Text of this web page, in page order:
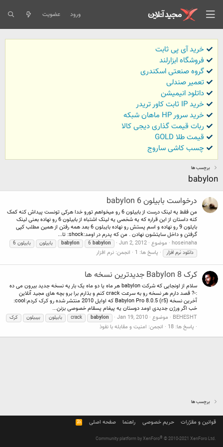
ورود عضویت
خرید آی پی ثابت
فروشگاه ابزارلند
گروه صنعتی اسکندری
تعمیر صندلی
داتلود انیمیشن
خرید IP ثابت کاور تریدر
خرید سرور HP ماهان شبکه
ربات قیمت گذاری دیجی کالا
قیمت طلا GOLD
چسب کاشی ساروج
برچسب ها
babylon
درخواست بابیلون 6 babylon
من فقط یه لینک درست از بابیلون 6 رو میخواهم تورو خدا هرکی تونست پیداش کنه کمک
کنه داستان از این قراره که یه شخصی یه لینک اشتباه از بابیلون 6 رو نهاده بعنی لینک
بایلون 9 رو نهاده و اسم پستش رو نهاده بایبلون 6 بعد همه رفتن از همین مطلب کپی
گرفتن و داخل سایتشون نهادن . من که پدرم در اومد:shock: تا...
hoseinaha موضوع Jun 2, 2012
6 babylon
babylon بابیلون
بابیلون 6
دانلود نرم افزار
پاسخ ها: 1 انجمن: نرم افزار
کرک Babylon 8 جدیدترین نسخه ها
سلام از اونجایی که شرکت babylon هر ماه یا دو ماه یک بار یه نسخه جدید بیرون می ده
:-? قصد دارم هر نسخه رو به سرعت crack کنم و بذارم برا برو بچه های مجید آنلاین
آخرین نسخه (Babylon Pro 8.0.5 (r5 که اوایل 2010 منتشر شده رو کرک کردم:cool:
خب اگر ورژن جدیدی اومد دوستان یه پیغام پسقام خصوصی بزنن...
BEHESHT
موضوع Jan 19, 2010
babylon
crack بابیلون بیبیلون کرک
پاسخ ها: 18 انجمن: امنیت و مقابله با نفوذ
برچسب ها
قوانین و مقرّرات حریم خصوصی راهنما صفحه اصلی
R
S
Community platform by XenForo® © 2010-2021 XenForo Ltd.